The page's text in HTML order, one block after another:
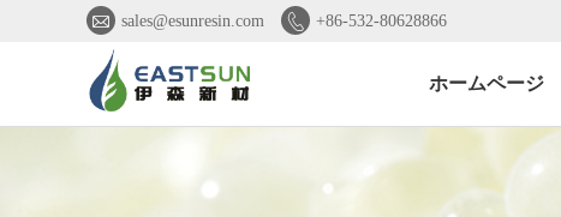
 sales@esunresin.com  +86-532-80628866
ホームページ